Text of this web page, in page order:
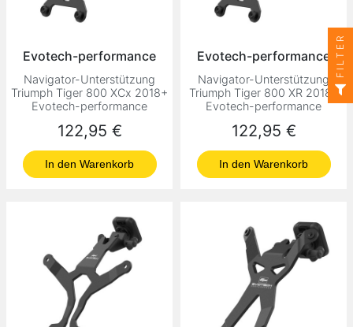
Evotech-performance
Navigator-Unterstützung
Triumph Tiger 800 XCx 2018+
Evotech-performance
Preis
122,95 €
In den Warenkorb
Evotech-performance
Navigator-Unterstützung
Triumph Tiger 800 XR 2018+
Evotech-performance
Preis
122,95 €
In den Warenkorb
FILTER